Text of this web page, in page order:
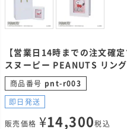
【営業日14時までの注文確定
スヌーピー PEANUTS リン
商品番号 pnt-r003
即日発送
販売価格 ¥14,300税込